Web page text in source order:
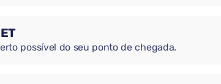
possível do seu ponto de chegada.